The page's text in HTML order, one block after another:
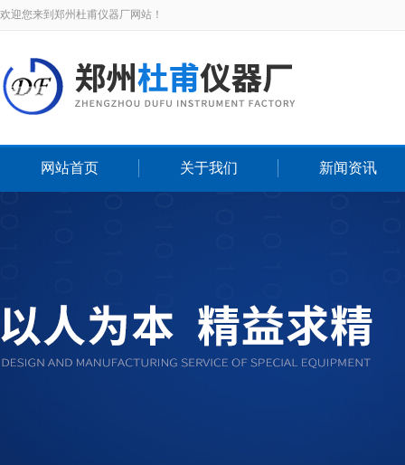
欢迎您来到郑州杜甫仪器厂网站！
网站首页 关于我们 新闻资讯